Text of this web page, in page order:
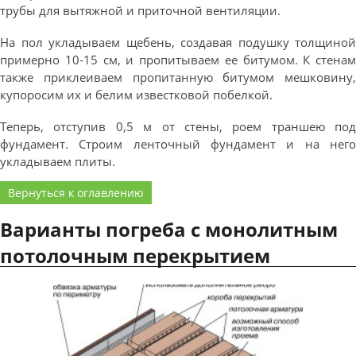
трубы для вытяжной и приточной вентиляции.
На пол укладываем щебень, создавая подушку толщиной
примерно 10-15 см, и пропитываем ее битумом. К стенам
также приклеиваем пропитанную битумом мешковину,
купоросим их и белим известковой побелкой.
Теперь, отступив 0,5 м от стены, роем траншею под
фундамент. Строим ленточный фундамент и на него
укладываем плиты.
Вернуться к оглавлению
Варианты погреба с монолитным
потолочным перекрытием